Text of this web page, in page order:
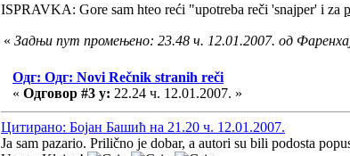
ISPRAVKA: Gore sam hteo reći "upotreba reči 'snajper' i za
« Задњи пут промењено: 23.48 ч. 12.01.2007. од
Одг: Одг: Novi Rečnik stranih reči
« Одговор #3 у: 22.24 ч. 12.01.2007. »
Цитирано: Бојан Башић на 21.20 ч. 12.01.2007.
Ja sam pazario. Prilično je dobar, a autori su bili podosta